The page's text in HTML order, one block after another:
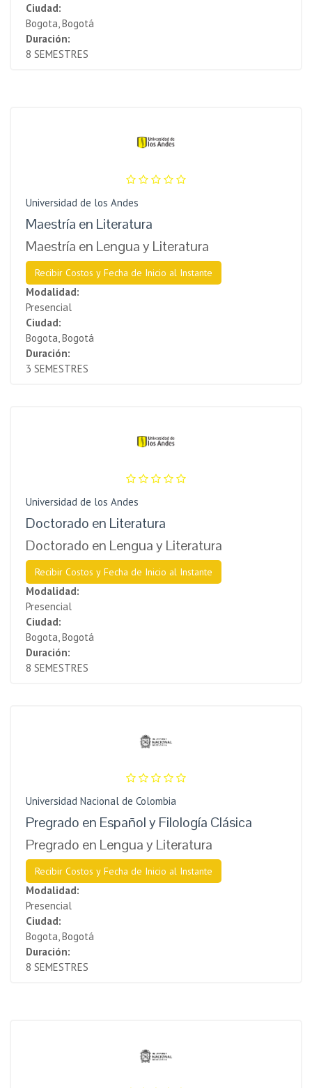
Ciudad:
Bogota, Bogotá
Duración:
8 SEMESTRES
Universidad de los Andes
Maestría en Literatura
Maestría en Lengua y Literatura
Recibir Costos y Fecha de Inicio al Instante
Modalidad:
Presencial
Ciudad:
Bogota, Bogotá
Duración:
3 SEMESTRES
Universidad de los Andes
Doctorado en Literatura
Doctorado en Lengua y Literatura
Recibir Costos y Fecha de Inicio al Instante
Modalidad:
Presencial
Ciudad:
Bogota, Bogotá
Duración:
8 SEMESTRES
Universidad Nacional de Colombia
Pregrado en Español y Filología Clásica
Pregrado en Lengua y Literatura
Recibir Costos y Fecha de Inicio al Instante
Modalidad:
Presencial
Ciudad:
Bogota, Bogotá
Duración:
8 SEMESTRES